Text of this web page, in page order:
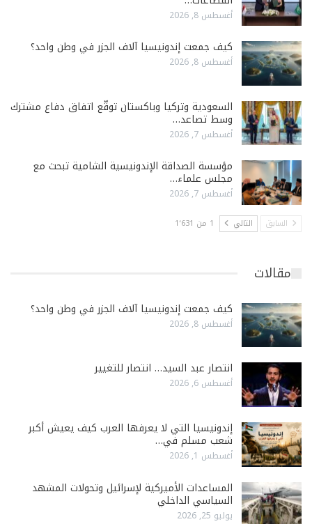
أغسطس 8, 2026
كيف جمعت إندونيسيا آلاف الجزر في وطن واحد؟
أغسطس 8, 2026
السعودية وتركيا وباكستان توقّع اتفاق دفاع مشترك
وسط تصاعد…
أغسطس 7, 2026
مؤسسة الصداقة الإندونيسية الشامية تبحث مع
مجلس علماء…
أغسطس 7, 2026
السابق التالي 1 من 1٬631
مقالات
كيف جمعت إندونيسيا آلاف الجزر في وطن واحد؟
أغسطس 8, 2026
انتصار عبد السيد… انتصار للتغيير
أغسطس 6, 2026
إندونيسيا التي لا يعرفها العرب كيف يعيش أكبر
شعب مسلم في…
أغسطس 1, 2026
المساعدات الأميركية لإسرائيل وتحولات المشهد
السياسي الداخلي
يوليو 25, 2026